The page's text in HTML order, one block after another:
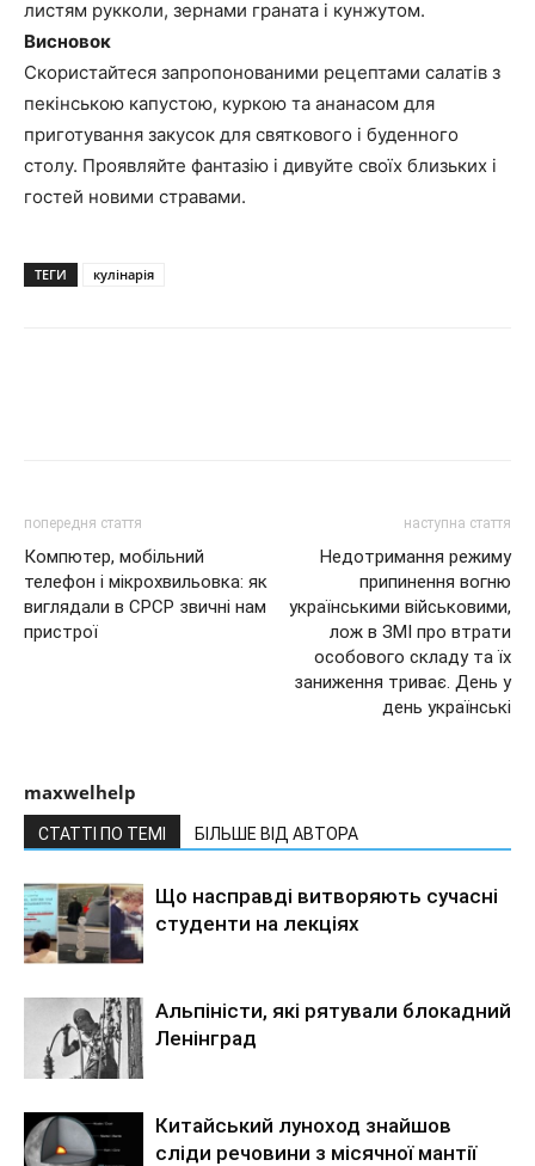
листям рукколи, зернами граната і кунжутом.
Висновок
Скористайтеся запропонованими рецептами салатів з
пекінською капустою, куркою та ананасом для
приготування закусок для святкового і буденного
столу. Проявляйте фантазію і дивуйте своїх близьких і
гостей новими стравами.
ТЕГИ кулінарія
попередня стаття
Компютер, мобільний
телефон і мікрохвильовка: як
виглядали в СРСР звичні нам
пристрої
наступна стаття
Недотримання режиму
припинення вогню
українськими військовими,
лож в ЗМІ про втрати
особового складу та їх
заниження триває. День у
день українські
maxwelhelp
СТАТТІ ПО ТЕМІ БІЛЬШЕ ВІД АВТОРА
Що насправді витворяють сучасні
студенти на лекціях
Альпіністи, які рятували блокадний
Ленінград
Китайський луноход знайшов
сліди речовини з місячної мантії